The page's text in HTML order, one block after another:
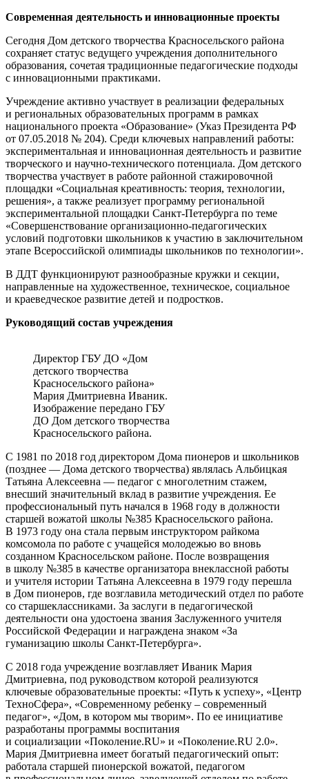
Современная деятельность и инновационные проекты
Сегодня Дом детского творчества Красносельского района
сохраняет статус ведущего учреждения дополнительного
образования, сочетая традиционные педагогические подходы
с инновационными практиками.
Учреждение активно участвует в реализации федеральных
и региональных образовательных программ в рамках
национального проекта «Образование» (Указ Президента РФ
от 07.05.2018 № 204). Среди ключевых направлений работы:
экспериментальная и инновационная деятельность и развитие
творческого и научно-технического потенциала. Дом детского
творчества участвует в работе районной стажировочной
площадки «Социальная креативность: теория, технологии,
решения», а также реализует программу региональной
экспериментальной площадки Санкт-Петербурга по теме
«Совершенствование организационно-педагогических
условий подготовки школьников к участию в заключительном
этапе Всероссийской олимпиады школьников по технологии».
В ДДТ функционируют разнообразные кружки и секции,
направленные на художественное, техническое, социальное
и краеведческое развитие детей и подростков.
Руководящий состав учреждения
Директор ГБУ ДО «Дом
детского творчества
Красносельского района»
Мария Дмитриевна Иваник.
Изображение передано ГБУ
ДО Дом детского творчества
Красносельского района.
С 1981 по 2018 год директором Дома пионеров и школьников
(позднее — Дома детского творчества) являлась Альбицкая
Татьяна Алексеевна — педагог с многолетним стажем,
внесший значительный вклад в развитие учреждения. Ее
профессиональный путь начался в 1968 году в должности
старшей вожатой школы №385 Красносельского района.
В 1973 году она стала первым инструктором райкома
комсомола по работе с учащейся молодежью во вновь
созданном Красносельском районе. После возвращения
в школу №385 в качестве организатора внеклассной работы
и учителя истории Татьяна Алексеевна в 1979 году перешла
в Дом пионеров, где возглавила методический отдел по работе
со старшеклассниками. За заслуги в педагогической
деятельности она удостоена звания Заслуженного учителя
Российской Федерации и награждена знаком «За
гуманизацию школы Санкт-Петербурга».
С 2018 года учреждение возглавляет Иваник Мария
Дмитриевна, под руководством которой реализуются
ключевые образовательные проекты: «Путь к успеху», «Центр
ТехноСфера», «Современному ребенку – современный
педагог», «Дом, в котором мы творим». По ее инициативе
разработаны программы воспитания
и социализации «Поколение.RU» и «Поколение.RU 2.0».
Мария Дмитриевна имеет богатый педагогический опыт:
работала старшей пионерской вожатой, педагогом